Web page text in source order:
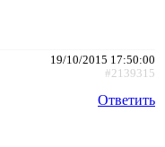
19/10/2015 17:50:00
#2139315
Ответить